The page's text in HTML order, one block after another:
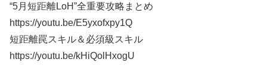
“5月短距離LoH”全重要攻略まとめ
https://youtu.be/E5yxofxpy1Q
短距離罠スキル＆必須級スキル
https://youtu.be/kHiQolHxogU